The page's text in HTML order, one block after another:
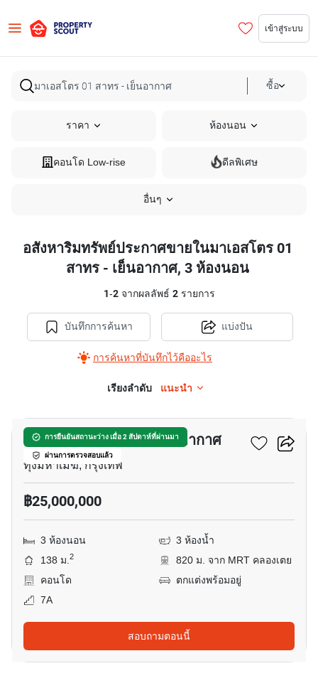
เข้าสู่ระบบ
ซื้อ
ราคา ห้องนอน
คอนโด Low-rise ดีลพิเศษ
อื่นๆ
อสังหาริมทรัพย์ประกาศขายในมาเอสโตร 01
สาทร - เย็นอากาศ, 3 ห้องนอน
1-2จากผลลัพธ์ 2รายการ
บันทึกการค้นหา
การค้นหาที่บันทึกไว้คืออะไร
แบ่งปัน
เรียงลำดับ แนะนำ
การยืนยันสถานะว่าง เมื่อ 2 สัปดาห์ที่ผ่านมา
ผ่านการตรวจสอบแล้ว
มาเอสโตร 01 สาทร - เย็นอากาศ
ทุ่งมหาเมฆ, กรุงเทพ
฿25,000,000
3 ห้องนอน
3 ห้องน้ำ
138 ม.2
820 ม. จาก MRT คลองเตย
คอนโด
ตกแต่งพร้อมอยู่
7A
สอบถามตอนนี้